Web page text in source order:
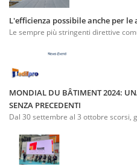
L'efficienza possibile anche per
Le sempre più stringenti direttive
MONDIAL DU BÂTIMENT 2024:
SENZA PRECEDENTI
Dal 30 settembre al 3 ottobre scorsi,